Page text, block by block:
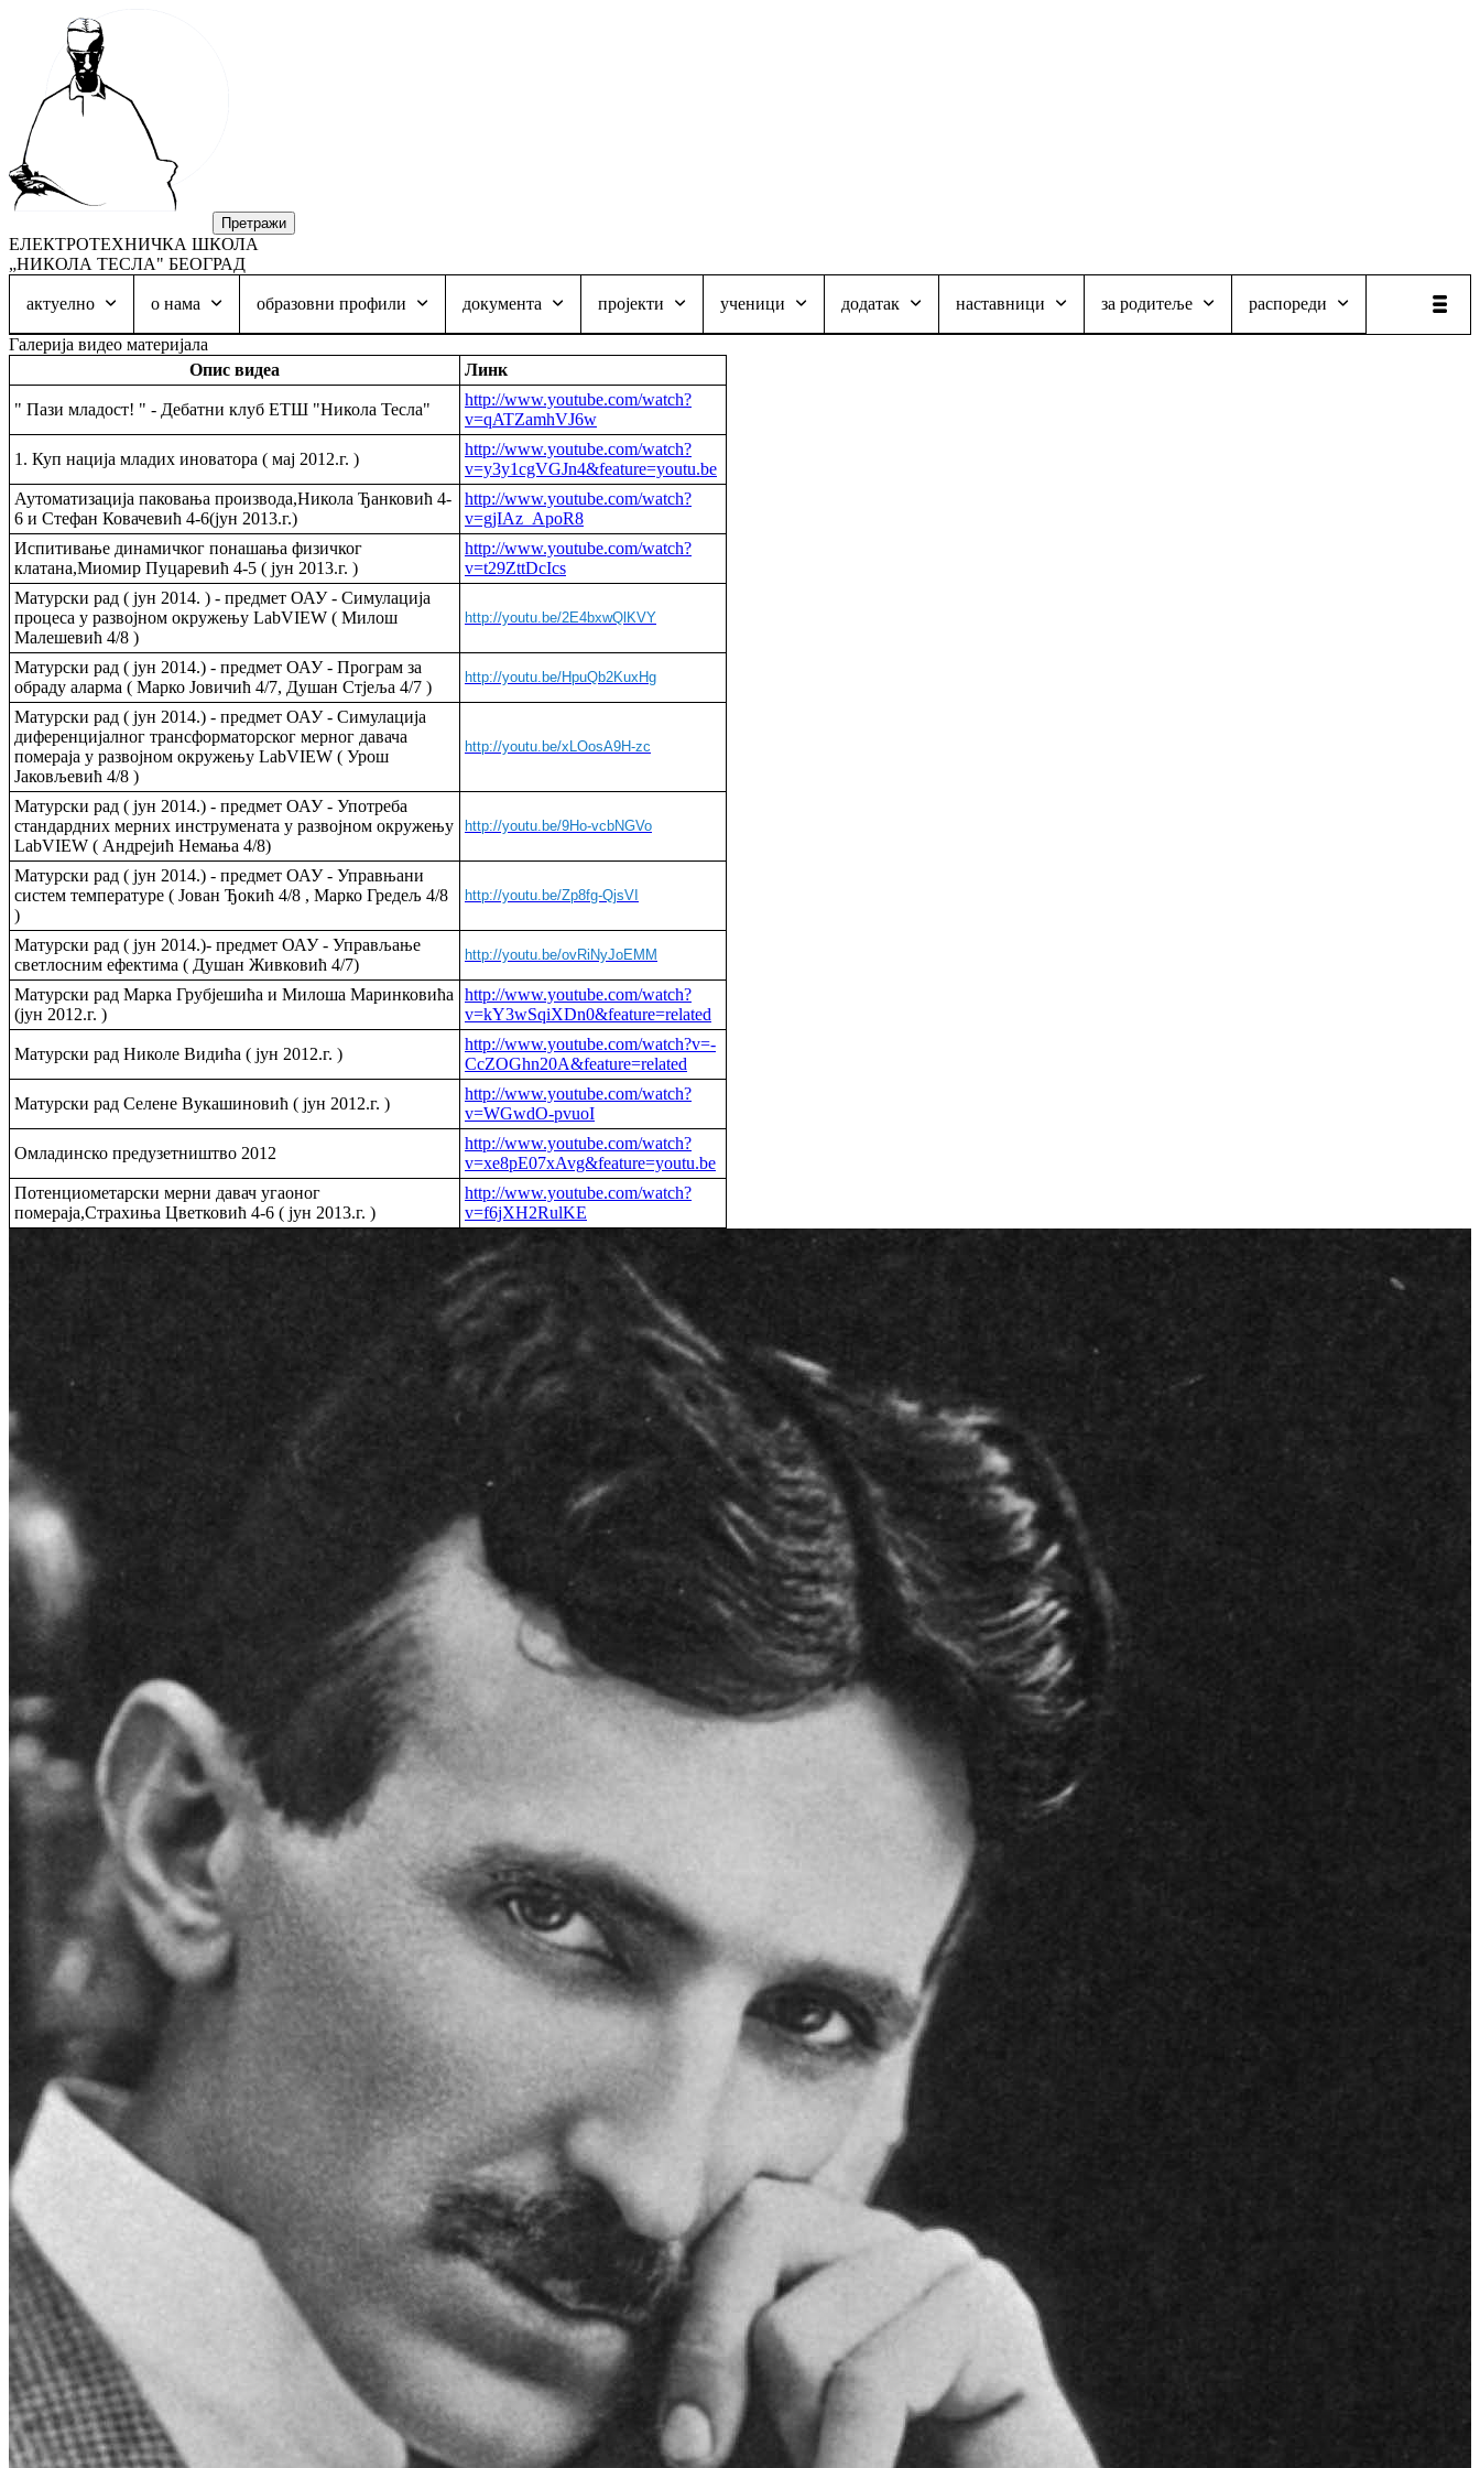
ЕЛЕКТРОТЕХНИЧКА ШКОЛА
„НИКОЛА ТЕСЛА" БЕОГРАД
актуелно о нама образовни профили документа пројекти ученици додатак наставници за родитеље распореди
Галерија видео материјала
Oпис видеа
Линк
" Пази младост! " - Дебатни клуб ЕТШ "Никола Тесла"
http://www.youtube.com/watch?
v=qATZamhVJ6w
1. Куп нација младих иноватора ( мај 2012.г. )
http://www.youtube.com/watch?
v=y3y1cgVGJn4&feature=youtu.be
Аутоматизација паковања производа,Никола Ђанковић 4-
6 и Стефан Ковачевић 4-6(јун 2013.г.)
http://www.youtube.com/watch?
v=gjIAz_ApoR8
Испитивање динамичког понашања физичког
клатана,Миомир Пуцаревић 4-5 ( јун 2013.г. )
http://www.youtube.com/watch?
v=t29ZttDcIcs
Матурски рад ( јун 2014. ) - предмет ОАУ - Симулација
процеса у развојном окружењу LabVIEW ( Милош
Мaлешевић 4/8 )
http://youtu.be/2E4bxwQlKVY
Матурски рад ( јун 2014.) - предмет ОАУ - Програм за
обраду аларма ( Марко Јовичић 4/7, Душан Стјеља 4/7 )
http://youtu.be/HpuQb2KuxHg
Матурски рад ( јун 2014.) - предмет ОАУ - Симулација
диференцијалног трансформаторског мерног давача
помераја у развојном окружењу LabVIEW ( Урош
Јаковљевић 4/8 )
http://youtu.be/xLOosA9H-zc
Матурски рад ( јун 2014.) - предмет ОАУ - Употреба
стандардних мерних инструмената у развојном окружењу
LabVIEW ( Андрејић Немања 4/8)
http://youtu.be/9Ho-vcbNGVo
Матурски рад ( јун 2014.) - предмет ОАУ - Управњани
систем температуре ( Јован Ђокић 4/8 , Марко Гредељ 4/8
)
http://youtu.be/Zp8fg-QjsVI
Матурски рад ( јун 2014.)- предмет ОАУ - Управљање
светлосним ефектима ( Душан Живковић 4/7)
http://youtu.be/ovRiNyJoEMM
Матурски рад Марка Грубјешића и Милоша Маринковића
(јун 2012.г. )
http://www.youtube.com/watch?
v=kY3wSqiXDn0&feature=related
Матурски рад Николе Видића ( јун 2012.г. )
http://www.youtube.com/watch?v=-
CcZOGhn20A&feature=related
Матурски рад Селене Вукашиновић ( јун 2012.г. )
http://www.youtube.com/watch?
v=WGwdO-pvuoI
Омладинско предузетништво 2012
http://www.youtube.com/watch?
v=xe8pE07xAvg&feature=youtu.be
Потенциометарски мерни давач угаоног
помераја,Страхиња Цветковић 4-6 ( јун 2013.г. )
http://www.youtube.com/watch?
v=f6jXH2RulKE